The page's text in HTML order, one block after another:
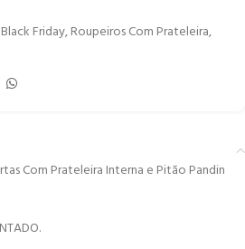
Black Friday,Roupeiros Com Prateleira,
Com Prateleira Interna e Pitão Pandin